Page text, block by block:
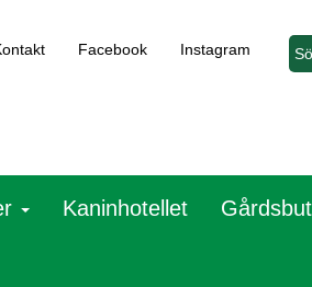
Facebook Instagram
Kaninhotellet